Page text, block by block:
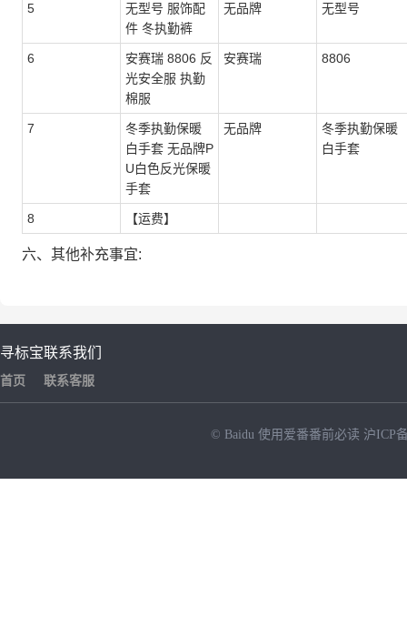
5
无型号 服饰配
件 冬执勤裤
无品牌 无型号
6
安赛瑞 8806 反
光安全服 执勤
棉服
安赛瑞 8806
7
冬季执勤保暖
白手套 无品牌P
U白色反光保暖
手套
无品牌
冬季执勤保暖
白手套
8 【运费】
六、其他补充事宜:
寻标宝
首页
联系我们
联系客服
© Baidu 使用爱番番前必读 沪ICP